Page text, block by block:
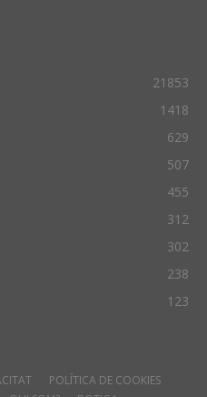
21853
1418
629
507
455
312
302
238
123
POLÍTICA DE COOKIES